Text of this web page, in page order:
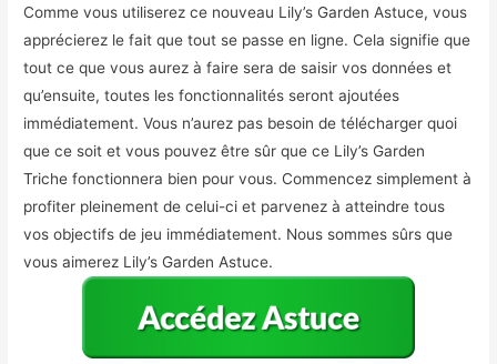
Comme vous utiliserez ce nouveau Lily’s Garden Astuce, vous
apprécierez le fait que tout se passe en ligne. Cela signifie que
tout ce que vous aurez à faire sera de saisir vos données et
qu’ensuite, toutes les fonctionnalités seront ajoutées
immédiatement. Vous n’aurez pas besoin de télécharger quoi
que ce soit et vous pouvez être sûr que ce Lily’s Garden
Triche fonctionnera bien pour vous. Commencez simplement à
profiter pleinement de celui-ci et parvenez à atteindre tous
vos objectifs de jeu immédiatement. Nous sommes sûrs que
vous aimerez Lily’s Garden Astuce.